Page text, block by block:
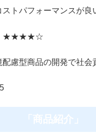
トパフォーマンスが良
：★★★★☆
慮型商品の開発で社会
「商品紹介」